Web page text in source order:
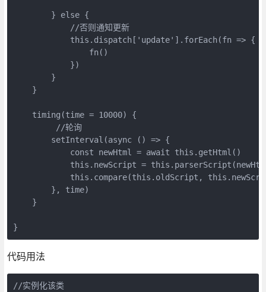
        } else {
            //否则通知更新
            this.dispatch['update'].forEach(fn => {
                fn()
            })
        }
    }
    timing(time = 10000) {
         //轮询
        setInterval(async () => {
            const newHtml = await this.getHtml()
this.newScript =
this.compare(this.oldScript,
        }, time)
    }
代码用法
//实例化该类